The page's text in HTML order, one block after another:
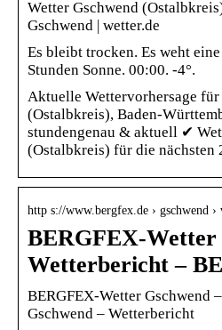
Wetter Gschwend
Gschwend | wetter.de
Es bleibt trocken. Es weht
Stunden Sonne. 00:00. -4°.
Aktuelle Wettervorhersage für
(Ostalbkreis), Baden-
stundengenau & aktuell ✔
(Ostalbkreis) für die nächsten
http s://www.bergfex.de › gschwend ›
BERGFEX-Wetter
Wetterbericht –
BERGFEX-Wetter Gschwend
Gschwend – Wetterbericht